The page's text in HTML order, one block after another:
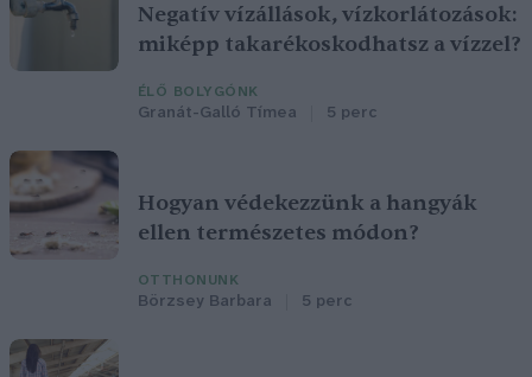
Negatív vízállások, vízkorlátozások:
miképp takarékoskodhatsz a vízzel?
ÉLŐ BOLYGÓNK
Granát-Galló Tímea 5 perc
Hogyan védekezzünk a hangyák
ellen természetes módon?
OTTHONUNK
Börzsey Barbara 5 perc